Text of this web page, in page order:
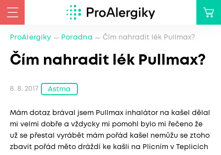
ProAlergiky Poradna Čím nahradit lék Pullmax?
Čím nahradit lék Pullmax?
8. 8. 2017 Astma
Mám dotaz brával jsem Pullmax inhalátor na kašel dělal
mi velmi dobře a vždycky mi pomohl bylo mi řečeno že
už se přestal vyrábět mám pořád kašel nemůžu se ztoho
zbavit pořád měto dráždí ke kašli na Plicním v Teplicích